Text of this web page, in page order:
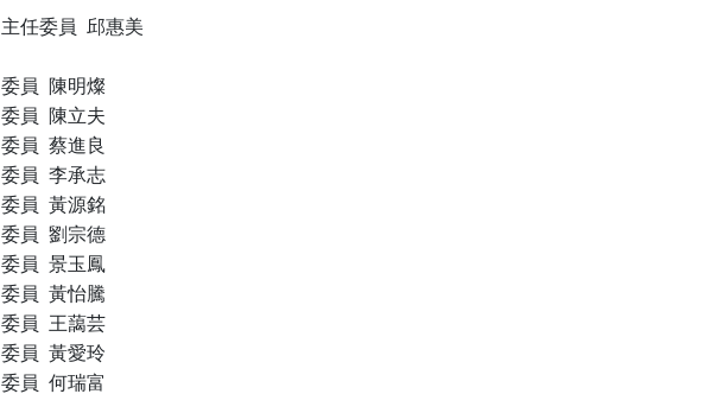
主任委員  邱惠美
委員  陳明燦
委員  陳立夫
委員  蔡進良
委員  李承志
委員  黃源銘
委員  劉宗德
委員  景玉鳳
委員  黃怡騰
委員  王藹芸
委員  黃愛玲
委員  何瑞富